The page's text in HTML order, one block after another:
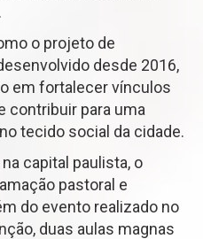
o projeto de
desde 2016,
em fortalecer vínculos
contribuir para uma
tecido social da cidade.
capital paulista, o
pastoral e
do evento realizado no
duas aulas magnas